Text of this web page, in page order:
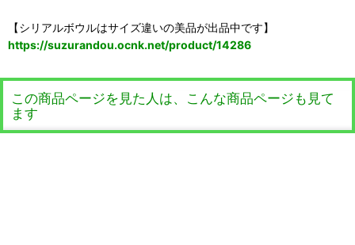
【シリアルボウルはサイズ違いの美品が出品中です】
https://suzurandou.ocnk.net/product/14286
この商品ページを見た人は、こんな商品ページも見て
ます